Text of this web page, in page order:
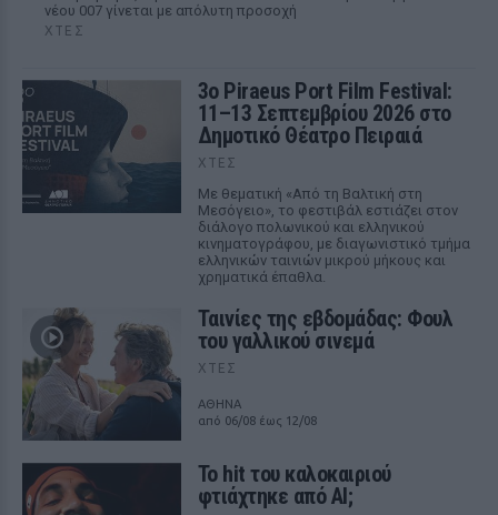
νέου 007 γίνεται με απόλυτη προσοχή
ΧΤΕΣ
3ο Piraeus Port Film Festival:
11–13 Σεπτεμβρίου 2026 στο
Δημοτικό Θέατρο Πειραιά
ΧΤΕΣ
Με θεματική «Από τη Βαλτική στη
Μεσόγειο», το φεστιβάλ εστιάζει στον
διάλογο πολωνικού και ελληνικού
κινηματογράφου, με διαγωνιστικό τμήμα
ελληνικών ταινιών μικρού μήκους και
χρηματικά έπαθλα.
Ταινίες της εβδομάδας: Φουλ
του γαλλικού σινεμά
ΧΤΕΣ
ΑΘΗΝΑ
από 06/08 έως 12/08
Το hit του καλοκαιριού
φτιάχτηκε από AI;